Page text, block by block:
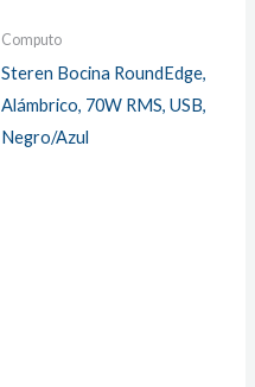
Computo
Steren Bocina RoundEdge,
Alámbrico, 70W RMS, USB,
Negro/Azul